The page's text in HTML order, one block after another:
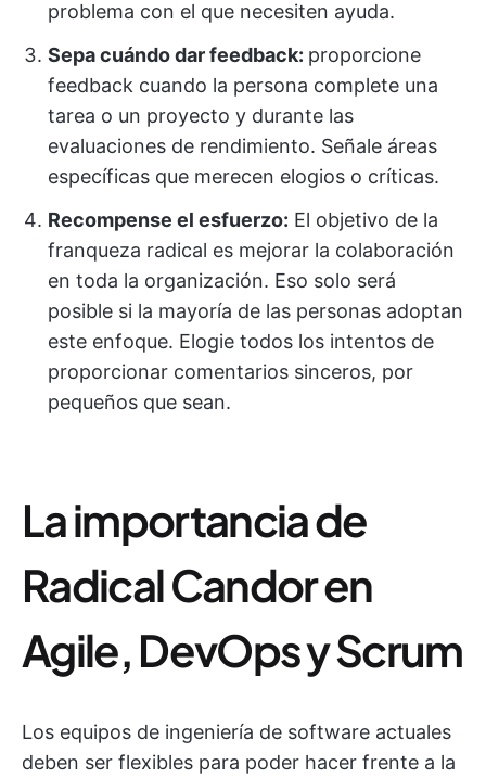
problema con el que necesiten ayuda.
Sepa cuándo dar feedback: proporcione
feedback cuando la persona complete una
tarea o un proyecto y durante las
evaluaciones de rendimiento. Señale áreas
específicas que merecen elogios o críticas.
Recompense el esfuerzo: El objetivo de la
franqueza radical es mejorar la colaboración
en toda la organización. Eso solo será
posible si la mayoría de las personas adoptan
este enfoque. Elogie todos los intentos de
proporcionar comentarios sinceros, por
pequeños que sean.
La importancia de
Radical Candor en
Agile, DevOps y Scrum
Los equipos de ingeniería de software actuales
deben ser flexibles para poder hacer frente a la